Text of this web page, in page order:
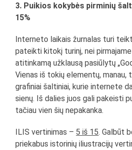
3. Puikios kokybės pirminių
15%
Interneto laikais žurnalas turi
pateikti kitokį turinį, nei
atitinkamą užklausą pasiūlytų
Vienas iš tokių elementų, manau,
grafiniai šaltiniai, kurie internete
sienų. Iš dalies juos gali pakeisti
tačiau vien šių nepakanka.
ILIS vertinimas – 5 iš 15. Galbūt
priekabus istorinių iliustracijų